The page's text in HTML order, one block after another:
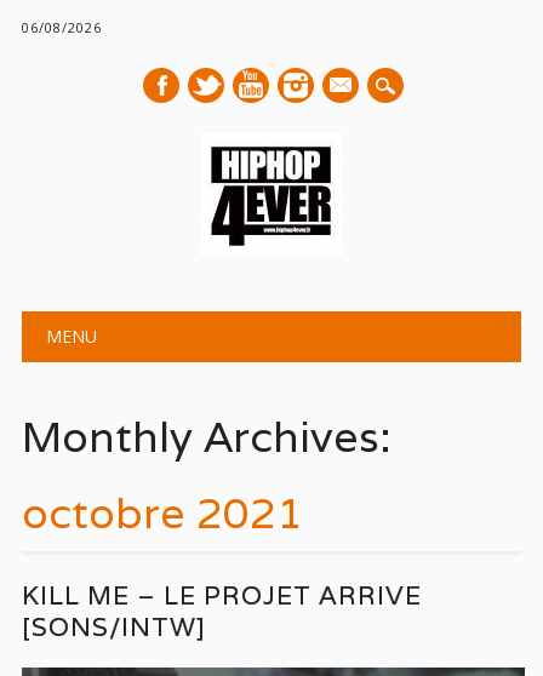
06/08/2026
mail
Main menu
MENU
Monthly Archives:
octobre 2021
KILL ME – LE PROJET ARRIVE
[SONS/INTW]